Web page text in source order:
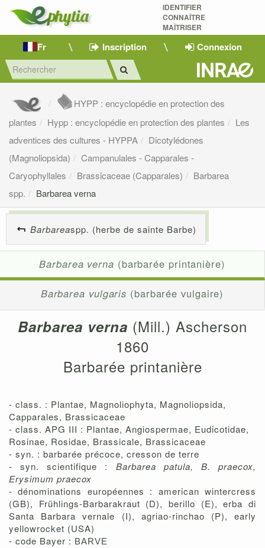
IDENTIFIER
CONNAÎTRE
MAÎTRISER
Fr Inscription Connexion
HYPP : encyclopédie en protection des
plantes
Hypp : encyclopédie en protection des plantes
Les
adventices des cultures - HYPPA
Dicotylédones
(Magnoliopsida)
Campanulales - Capparales -
Caryophyllales
Brassicaceae (Capparales)
Barbarea
spp.
Barbarea verna
Barbareaspp. (herbe de sainte Barbe)
Barbarea verna (barbarée printanière)
Barbarea vulgaris (barbarée vulgaire)
Barbarea verna (Mill.) Ascherson
1860
Barbarée printanière
- class. : Plantae, Magnoliophyta, Magnoliopsida,
Capparales, Brassicaceae
- class. APG III : Plantae, Angiospermae, Eudicotidae,
Rosinae, Rosidae, Brassicale, Brassicaceae
- syn. : barbarée précoce, cresson de terre
- syn. scientifique : Barbarea patula, B. praecox,
Erysimum praecox
- dénominations européennes : american wintercress
(GB), Frühlings-Barbarakraut (D), berillo (E), erba di
Santa Barbara vernale (I), agriao-rinchao (P), early
yellowrocket (USA)
- code Bayer : BARVE